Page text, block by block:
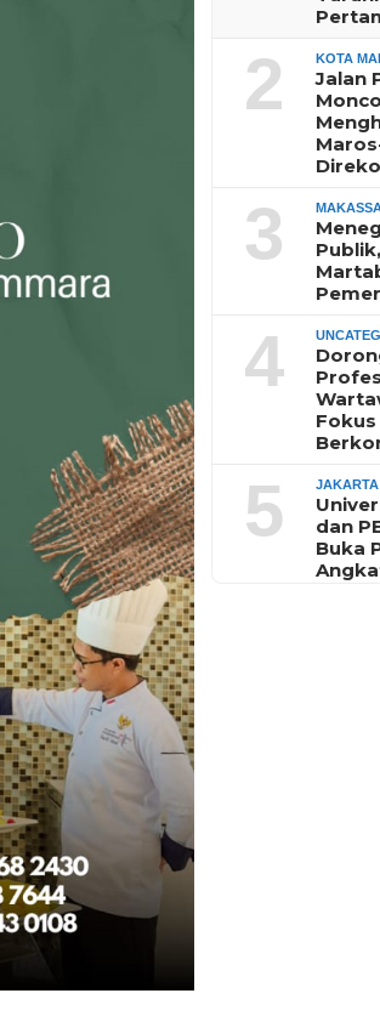
2 KOTA
Jalan
3
4
5 JAKARTA
dan
Buka